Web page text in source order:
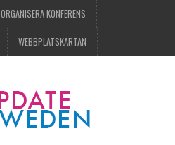
ORGANISERA KONFERENS
WEBBPLATSKARTAN